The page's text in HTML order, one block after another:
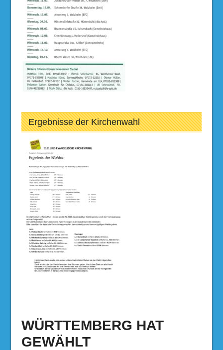
Ergebnisse der Kirchenwahl
WÜRTTEMBERG HAT
GEWÄHLT